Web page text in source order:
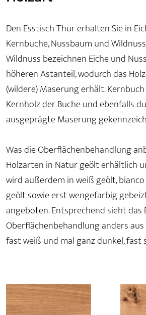
Den Esstisch Thur erhalten Sie in
Kernbuche, Nussbaum und
Wildnuss bezeichnen Eiche und
höheren Astanteil, wodurch das
(wildere) Maserung erhält.
Kernholz der Buche und ebenfalls
ausgeprägte Maserung
Was die Oberflächenbehandlung
Holzarten in Natur geölt erhältlich
wird außerdem in weiß geölt,
geölt sowie erst wengefarbig
angeboten. Entsprechend sieht das
Oberflächenbehandlung anders
fast weiß und mal ganz dunkel, fast